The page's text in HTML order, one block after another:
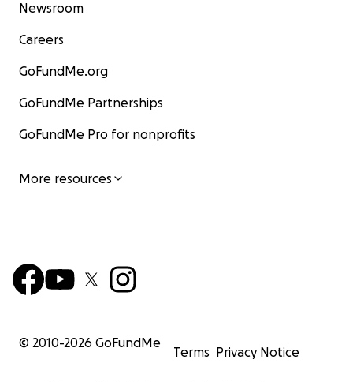
Newsroom
Careers
GoFundMe.org
GoFundMe Partnerships
GoFundMe Pro for nonprofits
More resources
© 2010-2026 GoFundMe
Terms Privacy Notice